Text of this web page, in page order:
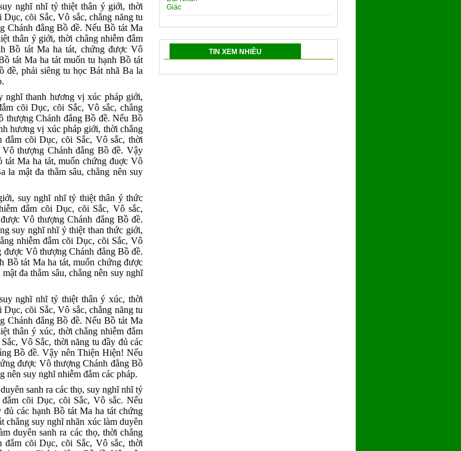
nghĩ nhĩ tỷ thiệt thân ý giới, thời
cõi Sắc, Vô sắc, chẳng năng tu
Chánh đẳng Bồ đề. Nếu Bồ tát Ma
thân ý giới, thời chẳng nhiễm đắm
Bồ tát Ma ha tát, chứng được Vô
tát Ma ha tát muốn tu hạnh Bồ tát
đề, phải siêng tu học Bát nhã Ba la
nghĩ thanh hương vị xúc pháp giới,
cõi Dục, cõi Sắc, Vô sắc, chẳng
thượng Chánh đẳng Bồ đề. Nếu Bồ
hương vị xúc pháp giới, thời chẳng
đắm cõi Dục, cõi Sắc, Vô sắc, thời
thượng Chánh đẳng Bồ đề. Vậy
Ma ha tát, muốn chứng đuợc Vô
la mật đa thẳm sâu, chẳng nên suy
suy nghĩ nhĩ tỷ thiệt thân ý thức
đắm cõi Dục, cõi Sắc, Vô sắc,
Vô thượng Chánh đẳng Bồ đề.
suy nghĩ nhĩ ỷ thiệt than thức giới,
nhiễm đắm cõi Dục, cõi Sắc, Vô
được Vô thượng Chánh đẳng Bồ đề.
Bồ tát Ma ha tát, muốn chứng được
đa thẳm sâu, chẳng nên suy nghĩ
nghĩ nhĩ tỷ thiệt thân ý xúc, thời
cõi Sắc, Vô sắc, chẳng năng tu
Chánh đẳng Bồ đề. Nếu Bồ tát Ma
thân ý xúc, thời chẳng nhiễm đắm
Vô Sắc, thời năng tu đầy đủ các
Bồ đề. Vậy nên Thiện Hiện! Nếu
được Vô thượng Chánh đẳng Bồ
nên suy nghĩ nhiễm đắm các pháp.
sanh ra các thọ, suy nghĩ nhĩ tỷ
cõi Dục, cõi Sắc, Vô sắc. Nếu
các hạnh Bồ tát Ma ha tát chứng
suy nghĩ nhãn xúc làm duyên
duyên sanh ra các thọ, thời chẳng
đắm cõi Dục, cõi Sắc, Vô sắc, thời
TIN XEM NHIỀU